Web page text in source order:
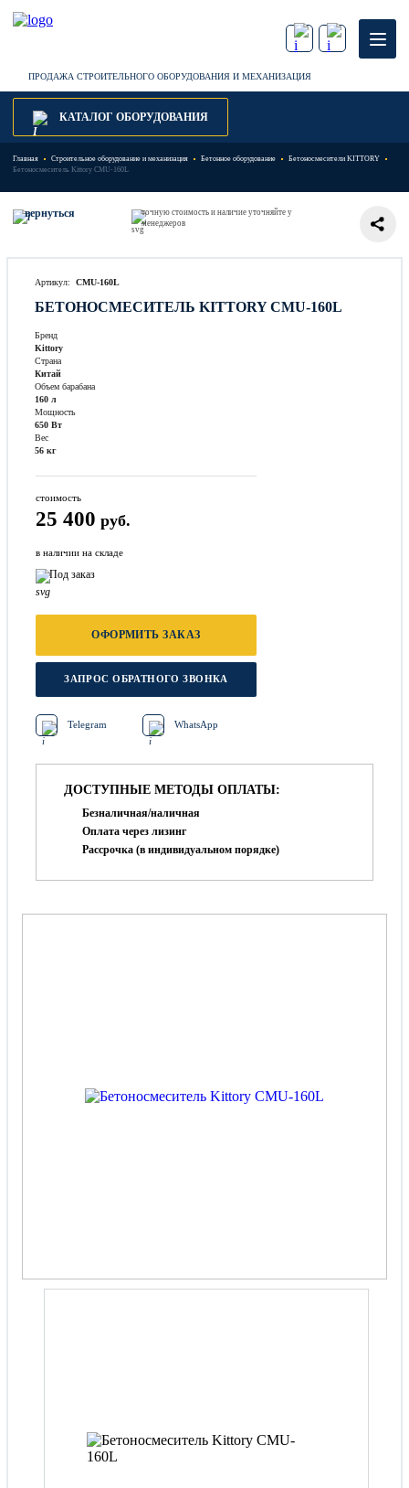
ПРОДАЖА СТРОИТЕЛЬНОГО ОБОРУДОВАНИЯ И МЕХАНИЗАЦИЯ
КАТАЛОГ ОБОРУДОВАНИЯ
Главная Строительное оборудование и механизация Бетонное оборудование
Бетоносмесители KITTORY
Бетоносмеситель Kittory CMU-160L
вернуться
точную стоимость и наличие уточняйте у
менеджеров
Артикул: CMU-160L
БЕТОНОСМЕСИТЕЛЬ KITTORY CMU-160L
Бренд
Kittory
Страна
Китай
Объем барабана
160 л
Мощность
650 Вт
Вес
56 кг
стоимость
25 400 руб.
в наличии на складе
Под заказ
ОФОРМИТЬ ЗАКАЗ
ЗАПРОС ОБРАТНОГО ЗВОНКА
Telegram WhatsApp
ДОСТУПНЫЕ МЕТОДЫ ОПЛАТЫ:
Безналичная/наличная
Оплата через лизинг
Рассрочка (в индивидуальном порядке)